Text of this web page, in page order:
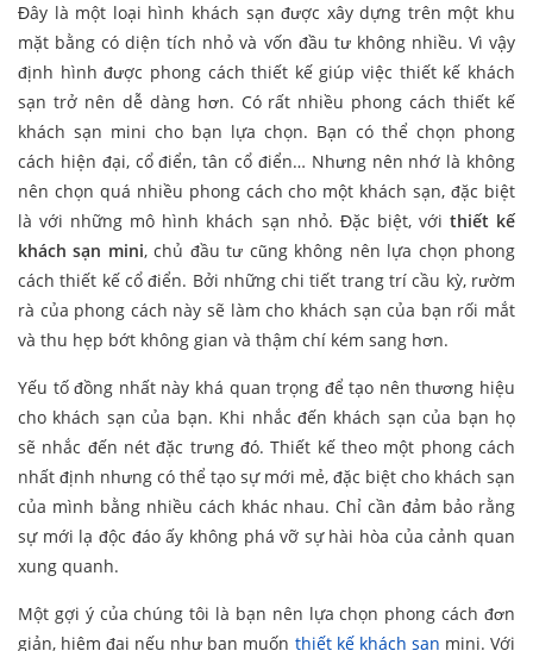
Đây là một loại hình khách sạn được xây dựng trên một khu
mặt bằng có diện tích nhỏ và vốn đầu tư không nhiều. Vì vậy
định hình được phong cách thiết kế giúp việc thiết kế khách
sạn trở nên dễ dàng hơn. Có rất nhiều phong cách thiết kế
khách sạn mini cho bạn lựa chọn. Bạn có thể chọn phong
cách hiện đại, cổ điển, tân cổ điển… Nhưng nên nhớ là không
nên chọn quá nhiều phong cách cho một khách sạn, đặc biệt
là với những mô hình khách sạn nhỏ. Đặc biệt, với thiết kế
khách sạn mini, chủ đầu tư cũng không nên lựa chọn phong
cách thiết kế cổ điển. Bởi những chi tiết trang trí cầu kỳ, rườm
rà của phong cách này sẽ làm cho khách sạn của bạn rối mắt
và thu hẹp bớt không gian và thậm chí kém sang hơn.
Yếu tố đồng nhất này khá quan trọng để tạo nên thương hiệu
cho khách sạn của bạn. Khi nhắc đến khách sạn của bạn họ
sẽ nhắc đến nét đặc trưng đó. Thiết kế theo một phong cách
nhất định nhưng có thể tạo sự mới mẻ, đặc biệt cho khách sạn
của mình bằng nhiều cách khác nhau. Chỉ cần đảm bảo rằng
sự mới lạ độc đáo ấy không phá vỡ sự hài hòa của cảnh quan
xung quanh.
Một gợi ý của chúng tôi là bạn nên lựa chọn phong cách đơn
giản, hiệm đại nếu như bạn muốn thiết kế khách sạn mini. Với